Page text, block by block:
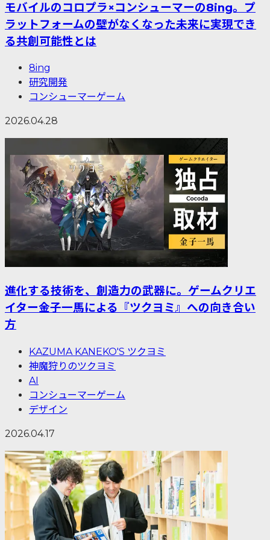
モバイルのコロプラ×コンシューマーの8ing。プ
ラットフォームの壁がなくなった未来に実現でき
る共創可能性とは
8ing
研究開発
コンシューマーゲーム
2026.04.28
進化する技術を、創造力の武器に。ゲームクリエ
イター金子一馬による『ツクヨミ』への向き合い
方
KAZUMA KANEKO'S ツクヨミ
神魔狩りのツクヨミ
AI
コンシューマーゲーム
デザイン
2026.04.17